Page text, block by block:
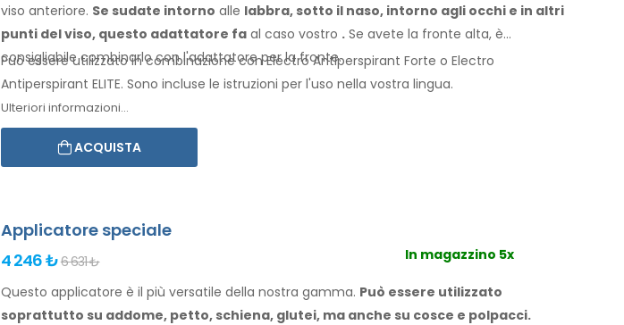
viso anteriore. Se sudate intorno alle labbra, sotto il naso, intorno agli occhi e in altri
punti del viso, questo adattatore fa al caso vostro . Se avete la fronte alta, è
consigliabile combinarlocon l'adattatore perla fronte.
Può essere utilizzato in combinazione con Electro Antiperspirant Forte o Electro
Antiperspirant ELITE. Sono incluse le istruzioni per l'uso nella vostra lingua.
Ulteriori informazioni...
ACQUISTA
Applicatore speciale
4 246 ₺6 631 ₺ In magazzino 5x
Questo applicatore è il più versatile della nostra gamma. Può essere utilizzato
soprattutto su addome, petto, schiena, glutei, ma anche su cosce e polpacci.